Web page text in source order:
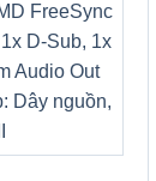
FreeSync
D-Sub, 1x
Audio Out
Dây nguồn,